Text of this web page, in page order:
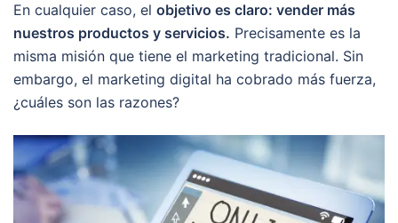
En cualquier caso, el objetivo es claro: vender más
nuestros productos y servicios. Precisamente es la
misma misión que tiene el marketing tradicional. Sin
embargo, el marketing digital ha cobrado más fuerza,
¿cuáles son las razones?